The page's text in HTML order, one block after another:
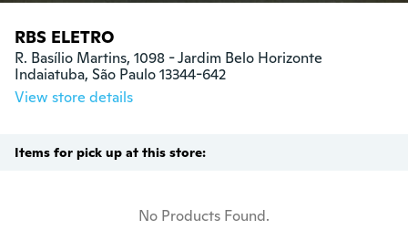
RBS ELETRO
R. Basílio Martins, 1098 - Jardim Belo Horizonte
Indaiatuba, São Paulo 13344-642
View store details
Items for pick up at this store:
No Products Found.